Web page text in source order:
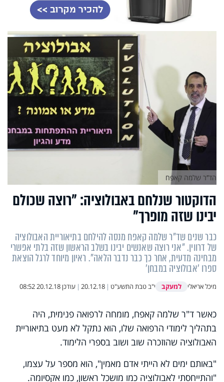
הדוקטור שנלחם באבולוציה: "רוצה שכולם
יבינו שזה מופרך"
כבר שנים שד"ר שלמה קאפח מנסה להילחם בתיאוריית האבולוציה
של דרווין. "אני רוצה שאנשים יבינו בשלב הראשון שזה בלתי אפשרי
מבחינה מדעית, אחר כך כבר נדבר הלאה". ראיון מיוחד לרגל הוצאת
ספרו 'אבולוציה במבחן'
מיכל אריאלי למעקב י"ב טבת התשע"ט |
20.12.18
| עודכן20.12.18 08:52
הד’’ר שלמה קאפח
כאשר ד"ר שלמה קאפח, מומחה לרפואה פנימית, היה
בתהליך לימודי הרפואה שלו, הוא נתקל לא מעט בתיאוריית
האבולוציה שהוזכרה שוב ושוב בספרי הלימוד.
"באותם ימים לא הייתי אדם מאמין", הוא מספר על עצמו,
"והתייחסתי לאבולוציה כמו מושכל ראשון, כמו אקסיומה.